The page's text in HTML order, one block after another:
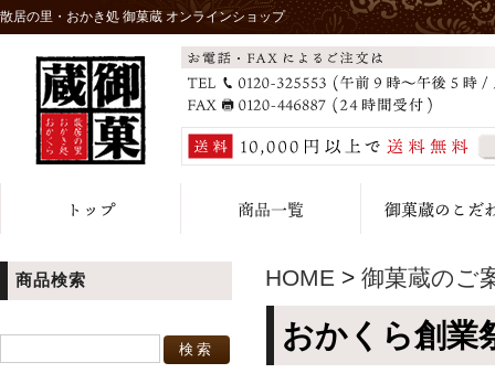
散居の里・おかき処 御菓蔵 オンラインショップ
商品検索 HOME > 御菓蔵のご
おかくら創業